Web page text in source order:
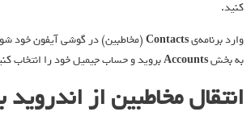
کنید.
وارد برنامه‌یContacts(مخاطبین) در گوشی آیفون خود
به بخشAccountsبروید و حساب جیمیل خود را انتخاب
انتقال مخاطبین از